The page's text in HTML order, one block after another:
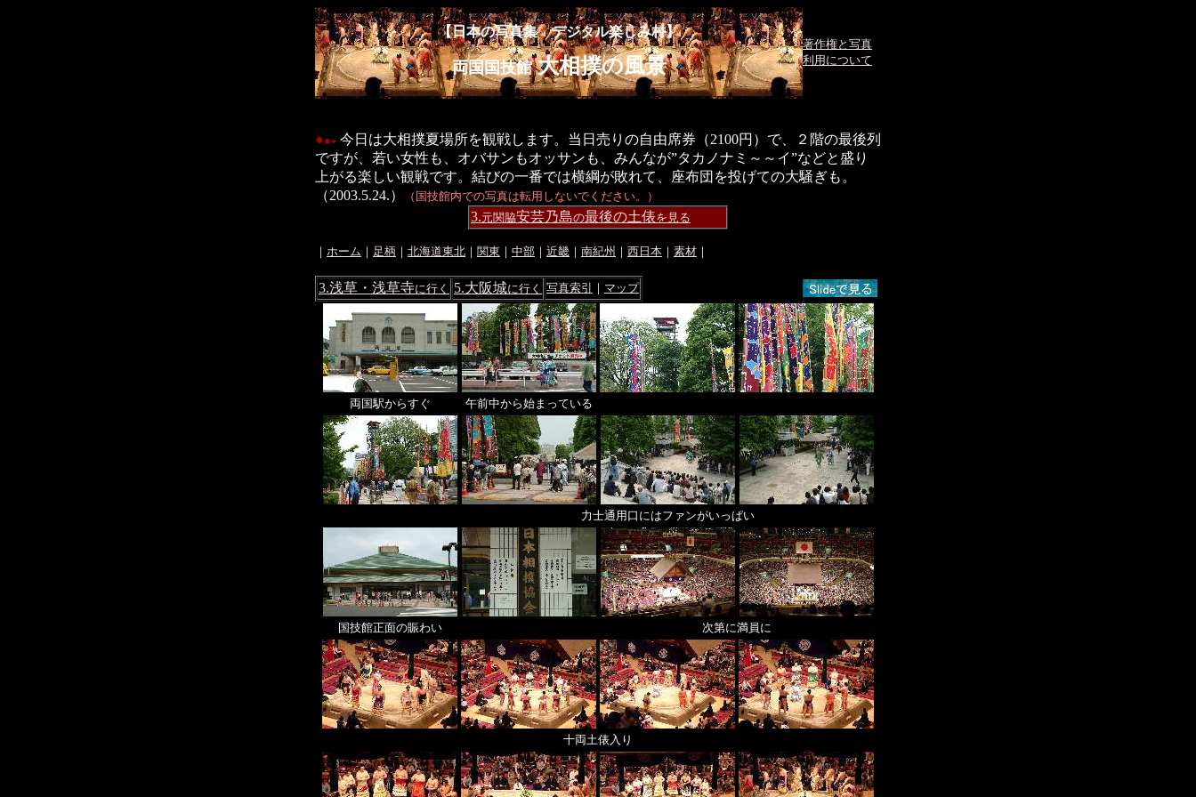
【日本の写真集 デジタル楽しみ村】
両国国技館大相撲の風景
著作権と写真
利用について
●●● 今日は大相撲夏場所を観戦します。当日売りの自由席券（2100円）で、２階の最後列
ですが、若い女性も、オバサンもオッサンも、みんなが”タカノナミ～～イ”などと盛り
上がる楽しい観戦です。結びの一番では横綱が敗れて、座布団を投げての大騒ぎも。
（2003.5.24.）
（国技館内での写真は転用しないでください。）
3.元関脇安芸乃島の最後の土俵を見る
｜ ホーム ｜ 足柄 ｜ 北海道東北 ｜ 関東 ｜ 中部 ｜ 近畿 ｜ 南紀州 ｜ 西日本 ｜ 素材 ｜
3.浅草・浅草寺に行く 5.大阪城に行く 写真索引 ｜ マップ
両国駅からすぐ 午前中から始まっている
力士通用口にはファンがいっぱい
国技館正面の賑わい 次第に満員に
十両土俵入り